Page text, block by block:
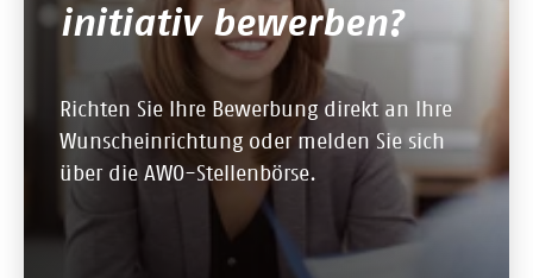
initiativ bewerben?
Richten Sie Ihre Bewerbung direkt an Ihre
Wunscheinrichtung oder melden Sie sich
über die AWO-Stellenbörse.